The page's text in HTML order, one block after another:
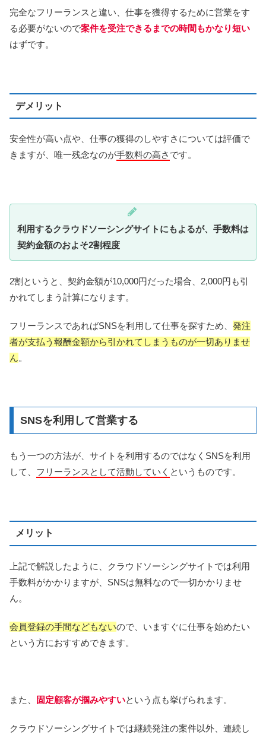
完全なフリーランスと違い、仕事を獲得するために営業をす
る必要がないので案件を受注できるまでの時間もかなり短い
はずです。
デメリット
安全性が高い点や、仕事の獲得のしやすさについては評価で
きますが、唯一残念なのが手数料の高さ です。
利用するクラウドソーシングサイトにもよるが、手数料は
契約金額のおよそ2割程度
2割というと、契約金額が10,000円だった場合、2,000円も引
かれてしまう計算になります。
フリーランスであればSNSを利用して仕事を探すため、 発注
者が支払う報酬金額から引かれてしまうものが一切ありませ
ん。
SNSを利用して営業する
もう一つの方法が、サイトを利用するのではなくSNSを利用
して、 フリーランスとして活動していく というものです。
メリット
上記で解説したように、クラウドソーシングサイトでは利用
手数料がかかりますが、SNSは無料なので一切かかりませ
ん。
会員登録の手間などもないので、いますぐに仕事を始めたい
という方におすすめできます。
また、 固定顧客が掴みやすいという点も挙げられます。
クラウドソーシングサイトでは継続発注の案件以外、連続し